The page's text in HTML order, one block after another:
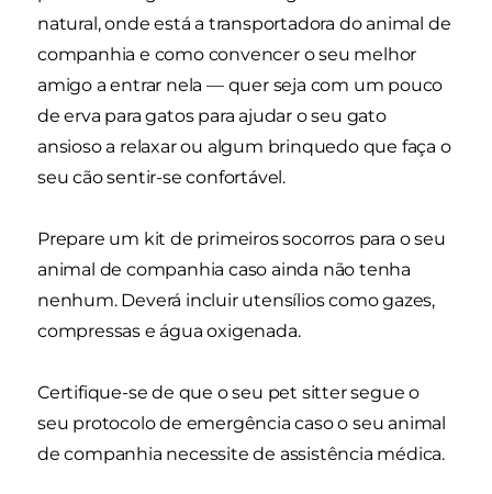
natural, onde está a transportadora do animal de
companhia e como convencer o seu melhor
amigo a entrar nela — quer seja com um pouco
de erva para gatos para ajudar o seu gato
ansioso a relaxar ou algum brinquedo que faça o
seu cão sentir-se confortável.
Prepare um kit de primeiros socorros para o seu
animal de companhia caso ainda não tenha
nenhum. Deverá incluir utensílios como gazes,
compressas e água oxigenada.
Certifique-se de que o seu pet sitter segue o
seu protocolo de emergência caso o seu animal
de companhia necessite de assistência médica.